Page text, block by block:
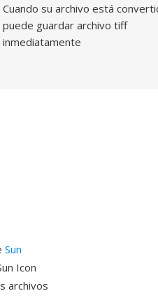
Cuando su archivo está
puede guardar archivo tiff
inmediatamente
Sun
Icon
archivos